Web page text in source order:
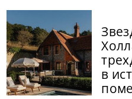
в